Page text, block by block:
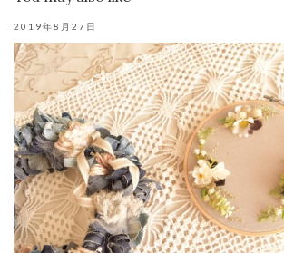
2019年8月27日